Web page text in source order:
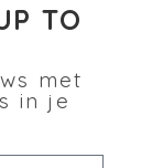
TO
met
in je